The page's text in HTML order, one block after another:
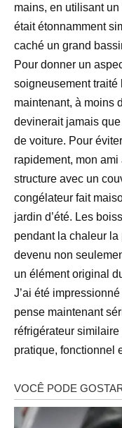
mains, en utilisant
était étonnamment
caché un grand
Pour donner un
soigneusement
maintenant, à moins
devinerait jamais que
de voiture. Pour
rapidement, mon
structure avec un
congélateur fait
jardin d’été. Les
pendant la chaleur
devenu non
un élément original
J’ai été
pense maintenant
réfrigérateur
pratique, fonctionnel